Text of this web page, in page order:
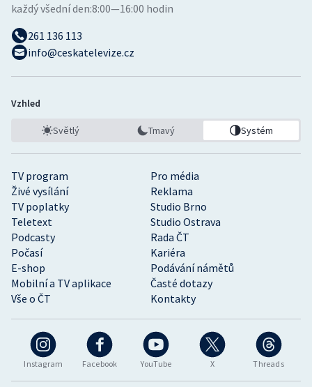
Instagram Facebook YouTube X Threads
TV program
Pro média
Živé vysílání
Reklama
TV poplatky
Studio Brno
Teletext
Studio Ostrava
Podcasty
Rada ČT
Počasí
Kariéra
E-shop
Podávání námětů
Mobilní a TV aplikace
Časté dotazy
Vše o ČT
Kontakty
každý všední den:8:00—16:00 hodin
261 136 113
info@ceskatelevize.cz
Vzhled
Světlý Tmavý Systém